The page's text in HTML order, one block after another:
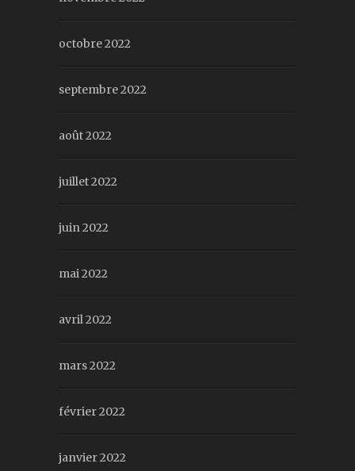
octobre 2022
septembre 2022
août 2022
juillet 2022
juin 2022
mai 2022
avril 2022
mars 2022
février 2022
janvier 2022